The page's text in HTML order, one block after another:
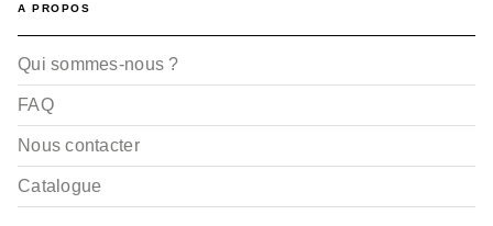
A PROPOS
Qui sommes-nous ?
FAQ
Nous contacter
Catalogue